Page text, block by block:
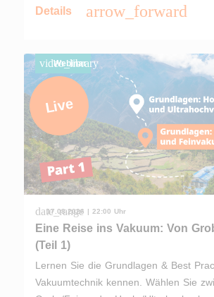
Details arrow_forward
video_library
Webinar
Live
date_range
17.08.2026 | 22:00 Uhr
Eine Reise ins Vakuum: Von
(Teil 1)
Lernen Sie die Grundlagen & Best
Vakuumtechnik kennen. Wählen Sie